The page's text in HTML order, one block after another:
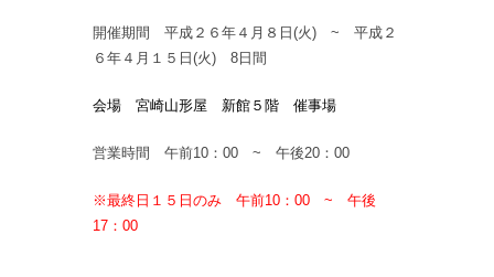
開催期間 平成２６年４月８日(火) ~ 平成２
６年４月１５日(火) 8日間
会場 宮崎山形屋 新館５階 催事場
営業時間 午前10：00 ~ 午後20：00
※最終日１５日のみ 午前10：00 ~ 午後
17：00